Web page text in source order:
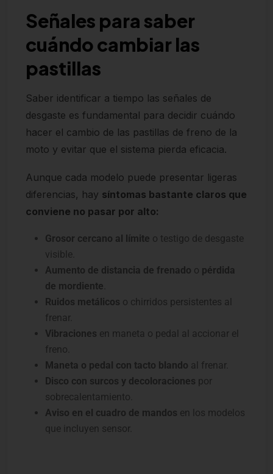
Señales para saber
cuándo cambiar las
pastillas
Saber identificar a tiempo las señales de
desgaste es fundamental para decidir cuándo
hacer el cambio de las pastillas de freno de la
moto y evitar que el sistema pierda eficacia.
Aunque cada modelo puede presentar ligeras
diferencias, hay síntomas bastante claros que
conviene no pasar por alto:
Grosor cercano al límite o testigo de desgaste
visible.
Aumento de distancia de frenado o pérdida
de mordiente
Ruidos metálicos o chirridos persistentes al
frenar.
Vibraciones en maneta o pedal al accionar el
freno.
Maneta o pedal con tacto blando al frenar.
Disco con surcos y decoloraciones por
sobrecalentamiento.
Aviso en el cuadro de mandos en los modelos
que incluyen sensor.